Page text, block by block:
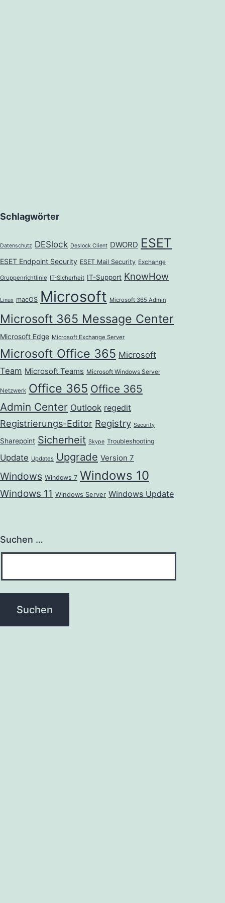
Schlagwörter
Datenschutz DESlock Deslock Client DWORD ESET
ESET Endpoint Security ESET Mail Security Exchange
Gruppenrichtlinie IT-Sicherheit IT-Support KnowHow
Linux macOS Microsoft Microsoft 365 Admin
Microsoft 365 Message Center
Microsoft Edge Microsoft Exchange Server
Microsoft Office 365 Microsoft
Team Microsoft Teams Microsoft Windows Server
Netzwerk Office 365 Office 365
Admin Center Outlook regedit
Registrierungs-Editor Registry Security
Sharepoint Sicherheit Skype Troubleshooting
Update Updates Upgrade Version 7
Windows Windows 7 Windows 10
Windows 11 Windows Server Windows Update
Suchen …